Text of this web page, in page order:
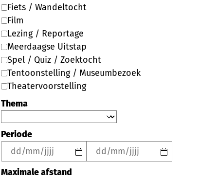
Fiets / Wandeltocht
Film
Lezing / Reportage
Meerdaagse Uitstap
Spel / Quiz / Zoektocht
Tentoonstelling / Museumbezoek
Theatervoorstelling
Thema
Periode
Maximale afstand